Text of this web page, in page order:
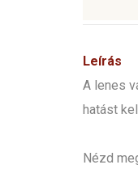
Leírás
A lenes
hatást
Nézd